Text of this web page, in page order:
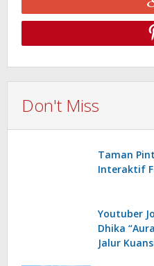
Don't Miss
Taman
Interaktif
Youtuber
Dhika
Jalur